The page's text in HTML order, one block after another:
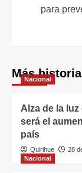
para
MásNacional
Alza de la
será el
país
Quirihue 28
Nacional